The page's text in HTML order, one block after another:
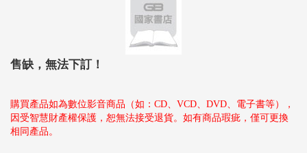
售缺，無法下訂！
購買產品如為數位影音商品（如：CD、VCD、DVD、電子書等），
因受智慧財產權保護，恕無法接受退貨。如有商品瑕疵，僅可更換
相同產品。